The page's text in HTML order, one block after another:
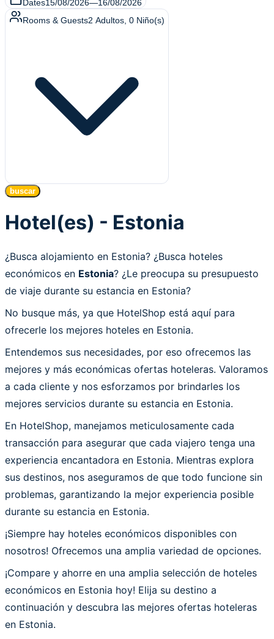
Dates15/08/2026—16/08/2026
Rooms & Guests2 Adultos 0 Niño(s)
buscar
Hotel(es) - Estonia
¿Busca alojamiento en Estonia? ¿Busca hoteles
económicos en Estonia? ¿Le preocupa su presupuesto
de viaje durante su estancia en Estonia?
No busque más, ya que HotelShop está aquí para
ofrecerle los mejores hoteles en Estonia.
Entendemos sus necesidades, por eso ofrecemos las
mejores y más económicas ofertas hoteleras. Valoramos
a cada cliente y nos esforzamos por brindarles los
mejores servicios durante su estancia en Estonia.
En HotelShop, manejamos meticulosamente cada
transacción para asegurar que cada viajero tenga una
experiencia encantadora en Estonia. Mientras explora
sus destinos, nos aseguramos de que todo funcione sin
problemas, garantizando la mejor experiencia posible
durante su estancia en Estonia.
¡Siempre hay hoteles económicos disponibles con
nosotros! Ofrecemos una amplia variedad de opciones.
¡Compare y ahorre en una amplia selección de hoteles
económicos en Estonia hoy! Elija su destino a
continuación y descubra las mejores ofertas hoteleras
en Estonia.